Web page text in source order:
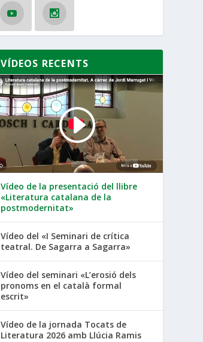
VÍDEOS RECENTS
Vídeo de la presentació del llibre
«Literatura catalana de la
postmodernitat»
Vídeo del «I Seminari de crítica
teatral. De Sagarra a Sagarra»
Vídeo del seminari «L’erosió dels
pronoms en el català formal
escrit»
Vídeo de la jornada Tocats de
Literatura 2026 amb Llúcia Ramis